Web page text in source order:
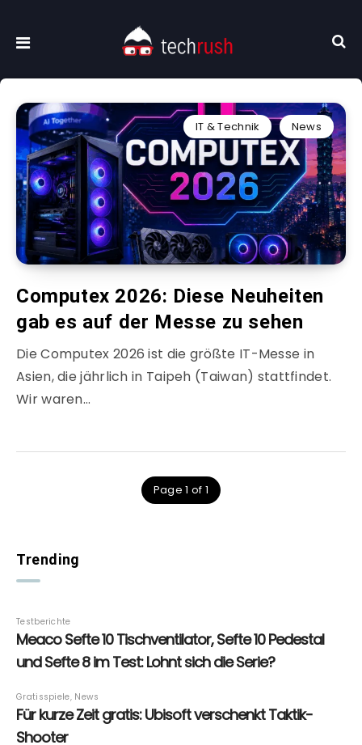
IT & Technik News
Computex 2026: Diese Neuheiten
gab es auf der Messe zu sehen
Die Computex 2026 ist die größte IT-Messe in
Asien, die jährlich in Taipeh (Taiwan) stattfindet.
Wir waren…
Page 1 of 1
Trending